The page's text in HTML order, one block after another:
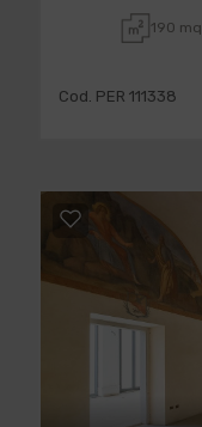
190 mq
Cod. PER 111338